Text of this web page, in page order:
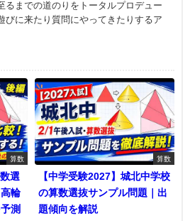
るまでの道のりをトータルプロデュー
びに来たり質問にやってきたりするア
算数
選
輪
測
算数
【中学受験2027】城北中学校
の算数選抜サンプル問題｜出
題傾向を解説